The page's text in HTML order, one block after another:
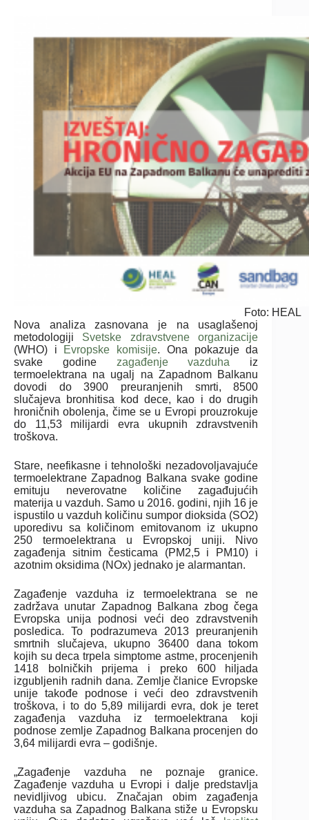
Foto: HEAL
Nova analiza zasnovana je na usaglašenoj
metodologiji Svetske zdravstvene organizacije
(WHO) i Evropske komisije. Ona pokazuje da
svake godine zagađenje vazduha iz
termoelektrana na ugalj na Zapadnom Balkanu
dovodi do 3900 preuranjenih smrti, 8500
slučajeva bronhitisa kod dece, kao i do drugih
hroničnih obolenja, čime se u Evropi prouzrokuje
do 11,53 milijardi evra ukupnih zdravstvenih
troškova.
Stare, neefikasne i tehnološki nezadovoljavajuće
termoelektrane Zapadnog Balkana svake godine
emituju neverovatne količine zagađujućih
materija u vazduh. Samo u 2016. godini, njih 16 je
ispustilo u vazduh količinu sumpor dioksida (SO2)
uporedivu sa količinom emitovanom iz ukupno
250 termoelektrana u Evropskoj uniji. Nivo
zagađenja sitnim česticama (PM2,5 i PM10) i
azotnim oksidima (NOx) jednako je alarmantan.
Zagađenje vazduha iz termoelektrana se ne
zadržava unutar Zapadnog Balkana zbog čega
Evropska unija podnosi veći deo zdravstvenih
posledica. To podrazumeva 2013 preuranjenih
smrtnih slučajeva, ukupno 36400 dana tokom
kojih su deca trpela simptome astme, procenjenih
1418 bolničkih prijema i preko 600 hiljada
izgubljenih radnih dana. Zemlje članice Evropske
unije takođe podnose i veći deo zdravstvenih
troškova, i to do 5,89 milijardi evra, dok je teret
zagađenja vazduha iz termoelektrana koji
podnose zemlje Zapadnog Balkana procenjen do
3,64 milijardi evra – godišnje.
„Zagađenje vazduha ne poznaje granice.
Zagađenje vazduha u Evropi i dalje predstavlja
nevidljivog ubicu. Značajan obim zagađenja
vazduha sa Zapadnog Balkana stiže u Evropsku